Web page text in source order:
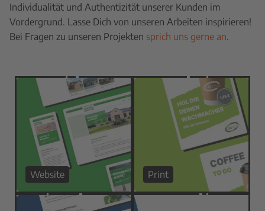
Individualität und Authentizität unserer Kunden im
Vordergrund. Lasse Dich von unseren Arbeiten inspirieren!
Bei Fragen zu unseren Projekten sprich uns gerne an.
Website Print